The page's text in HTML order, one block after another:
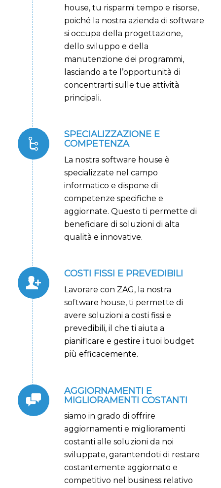
house, tu risparmi tempo e risorse,
poiché la nostra azienda di software
si occupa della progettazione,
dello sviluppo e della
manutenzione dei programmi,
lasciando a te l’opportunità di
concentrarti sulle tue attività
principali.
SPECIALIZZAZIONE E
COMPETENZA
La nostra software house è
specializzate nel campo
informatico e dispone di
competenze specifiche e
aggiornate. Questo ti permette di
beneficiare di soluzioni di alta
qualità e innovative.
COSTI FISSI E PREVEDIBILI
Lavorare con ZAG, la nostra
software house, ti permette di
avere soluzioni a costi fissi e
prevedibili, il che ti aiuta a
pianificare e gestire i tuoi budget
più efficacemente.
AGGIORNAMENTI E
MIGLIORAMENTI COSTANTI
siamo in grado di offrire
aggiornamenti e miglioramenti
costanti alle soluzioni da noi
sviluppate, garantendoti di restare
costantemente aggiornato e
competitivo nel business relativo